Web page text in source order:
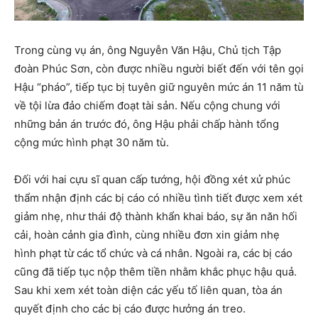
Trong cùng vụ án, ông Nguyễn Văn Hậu, Chủ tịch Tập
đoàn Phúc Sơn, còn được nhiều người biết đến với tên gọi
Hậu “pháo”, tiếp tục bị tuyên giữ nguyên mức án 11 năm tù
về tội lừa đảo chiếm đoạt tài sản. Nếu cộng chung với
những bản án trước đó, ông Hậu phải chấp hành tổng
cộng mức hình phạt 30 năm tù.
Đối với hai cựu sĩ quan cấp tướng, hội đồng xét xử phúc
thẩm nhận định các bị cáo có nhiều tình tiết được xem xét
giảm nhẹ, như thái độ thành khẩn khai báo, sự ăn năn hối
cải, hoàn cảnh gia đình, cùng nhiều đơn xin giảm nhẹ
hình phạt từ các tổ chức và cá nhân. Ngoài ra, các bị cáo
cũng đã tiếp tục nộp thêm tiền nhằm khắc phục hậu quả.
Sau khi xem xét toàn diện các yếu tố liên quan, tòa án
quyết định cho các bị cáo được hưởng án treo.